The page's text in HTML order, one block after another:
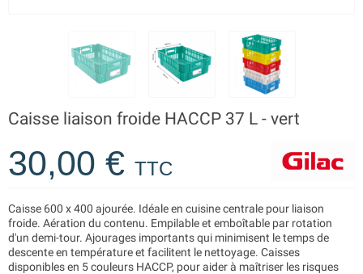
Caisse liaison froide HACCP 37 L - vert
30,00 € TTC
Caisse 600 x 400 ajourée. Idéale en cuisine centrale pour liaison
froide. Aération du contenu. Empilable et emboîtable par rotation
d'un demi-tour. Ajourages importants qui minimisent le temps de
descente en température et facilitent le nettoyage. Caisses
disponibles en 5 couleurs HACCP, pour aider à maîtriser les risques